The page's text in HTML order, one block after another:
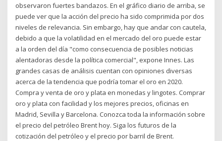
observaron fuertes bandazos. En el gráfico diario de arriba, se
puede ver que la acción del precio ha sido comprimida por dos
niveles de relevancia. Sin embargo, hay que andar con cautela,
debido a que la volatilidad en el mercado del oro puede estar
a la orden del día "como consecuencia de posibles noticias
alentadoras desde la política comercial", expone Innes. Las
grandes casas de análisis cuentan con opiniones diversas
acerca de la tendencia que podría tomar el oro en 2020.
Compra y venta de oro y plata en monedas y lingotes. Comprar
oro y plata con facilidad y los mejores precios, oficinas en
Madrid, Sevilla y Barcelona. Conozca toda la información sobre
el precio del petróleo Brent hoy. Siga los futuros de la
cotización del petróleo y el precio por barril de Brent.